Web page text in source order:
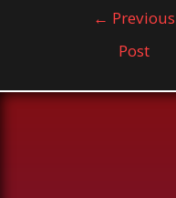
← Previous
Post